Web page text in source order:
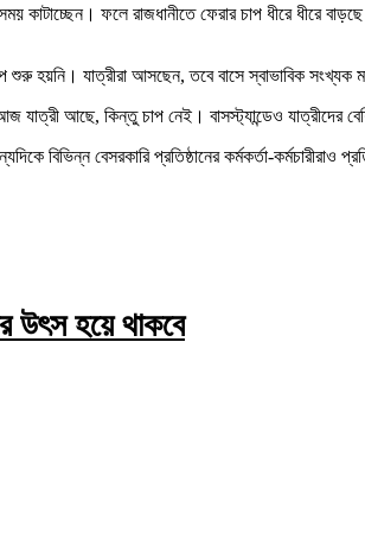
কাটাচ্ছেন। ফলে রাজধানীতে ফেরার চাপ ধীরে
শুরু হয়নি। যাত্রীরা আসছেন, তবে বাসে স্বাভাবিক
যাত্রী আছে, কিন্তু চাপ নেই। বাসস্ট্যান্ডেও যাত্রীদের
বিভিন্ন বেসরকারি প্রতিষ্ঠানের কর্মকর্তা-কর্মচারীরাও
উৎস হয়ে থাকবে